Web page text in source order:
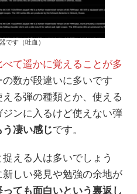
です（吐血）
て遥かに覚えることが多
数が段違いに多いです
る弾の種類とか、使える
ンに入るけど使えない弾
凄い感じです。
える人は多いでしょう
しい発見や勉強の余地が
っても面白いという裏返し